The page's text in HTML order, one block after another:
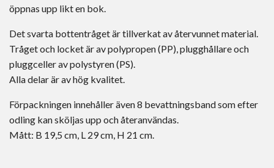
öppnas upp likt en bok.
Det svarta bottentråget är tillverkat av återvunnet material.
Tråget och locket är av polypropen (PP), plugghållare och
pluggceller av polystyren (PS).
Alla delar är av hög kvalitet.
Förpackningen innehåller även 8 bevattningsband som efter
odling kan sköljas upp och återanvändas.
Mått: B 19,5 cm, L 29 cm, H 21 cm.